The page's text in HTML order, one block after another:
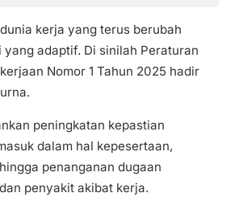
kerja yang terus berubah
yang adaptif. Di sinilah Peraturan
Nomor 1 Tahun 2025 hadir
peningkatan kepastian
dalam hal kepesertaan,
penanganan dugaan
penyakit akibat kerja.